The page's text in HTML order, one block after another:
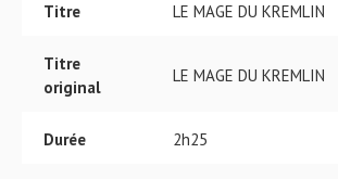
Titre LE MAGE DU KREMLIN
Titre
original
LE MAGE DU KREMLIN
Durée 2h25